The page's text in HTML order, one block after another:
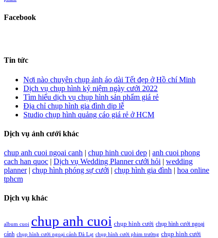
Facebook
Tin tức
Nơi nào chuyên chụp ảnh áo dài Tết đẹp ở Hồ chí Minh
Dịch vụ chụp hình kỷ niệm ngày cưới 2022
Tìm hiểu dịch vụ chụp hình sản phẩm giá rẻ
Địa chỉ chụp hình gia đình dịp lễ
Studio chụp hình quảng cáo giá rẻ ở HCM
Dịch vụ ảnh cưới khác
chup anh cuoi ngoai canh | chup hinh cuoi dep | anh cuoi phong
cach han quoc | Dịch vụ Wedding Planner cưới hỏi | wedding
planner| chụp hình phóng sự cưới | chụp hình gia đình | hoa online
tphcm
Dịch vụ khác
album cuoi chup anh cuoi chụp hình cưới chụp hình cưới ngoại
cảnh chụp hình cưới ngoại cảnh Đà Lạt chụp hình cưới phim trường chụp hình cưới